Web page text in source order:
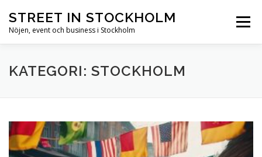
STREET IN STOCKHOLM
Nöjen, event och business i Stockholm
Meny
HEM STOCKHOLM NÖJEN EVENT
KATEGORI: STOCKHOLM